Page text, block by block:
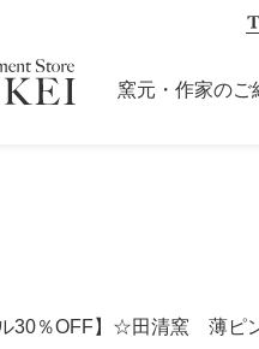
窯元・作家のご
30％OFF】☆田清窯 薄ピ